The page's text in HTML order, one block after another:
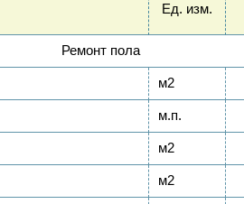
Ед. изм.
Ремонт пола
м2
м.п.
м2
м2